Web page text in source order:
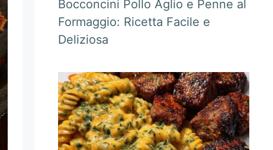
Bocconcini Pollo Aglio e Penne al
Formaggio: Ricetta Facile e
Deliziosa